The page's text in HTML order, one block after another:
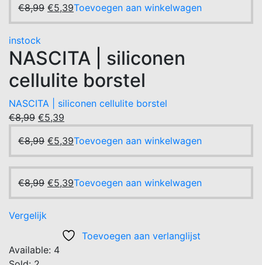
€8,99 Oorspronkelijke
prijs
€8,99.
€5,39Huidige
prijs
€5,39.
Toevoegen aan winkelwagen
instock
NASCITA | siliconen
cellulite borstel
NASCITA | siliconen cellulite borstel
€8,99 Oorspronkelijke
prijs
was:
€8,99.
€5,39
prijs
is:
€5,39.
€8,99 Oorspronkelijke
prijs
was:
€8,99.
€5,39Huidige
prijs
is:
€5,39.
Toevoegen aan winkelwagen
€8,99 Oorspronkelijke
prijs
€5,39Huidige
prijs
Toevoegen aan winkelwagen
Vergelijk
Toevoegen aan verlanglijst
Available: 4